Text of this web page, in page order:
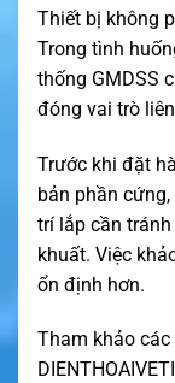
Thiết bị không
Trong tình
thống GMDSS
đóng vai trò
Trước khi đặt
bản phần
trí lắp cần
khuất. Việc
ổn định hơn.
Tham khảo